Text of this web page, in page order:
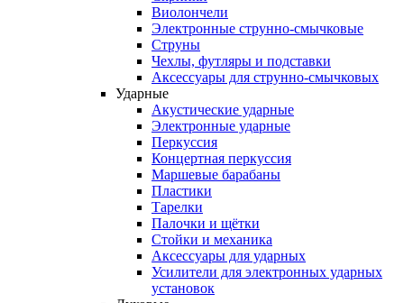
Виолончели
Электронные струнно-смычковые
Струны
Чехлы, футляры и подставки
Аксессуары для струнно-смычковых
Ударные
Акустические ударные
Электронные ударные
Перкуссия
Концертная перкуссия
Маршевые барабаны
Пластики
Тарелки
Палочки и щётки
Стойки и механика
Аксессуары для ударных
Усилители для электронных ударных
установок